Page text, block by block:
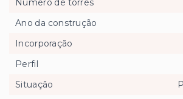
Número de torres
Ano da construção
Incorporação
Perfil
Situação